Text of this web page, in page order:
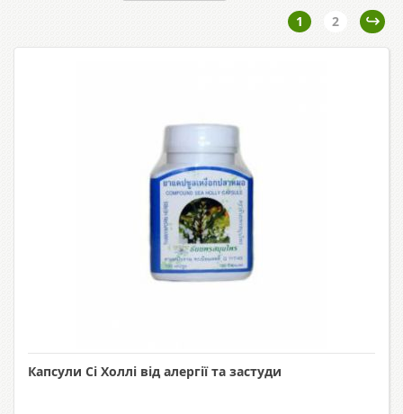
1 2
Капсули Сі Холлі від алергії та застуди